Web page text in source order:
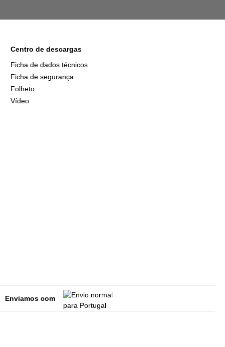
Centro de descargas
Ficha de dados técnicos
Ficha de segurança
Folheto
Vídeo
Enviamos com